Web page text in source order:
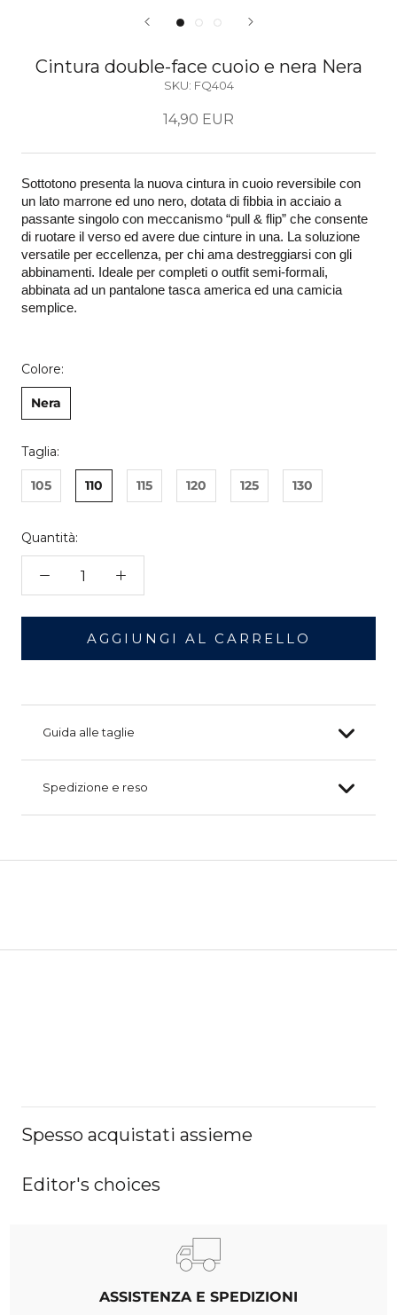
Cintura double-face cuoio e nera Nera
SKU: FQ404
14,90 EUR
Sottotono presenta la nuova cintura in cuoio reversibile con
un lato marrone ed uno nero, dotata di fibbia in acciaio a
passante singolo con meccanismo “pull & flip” che consente
di ruotare il verso ed avere due cinture in una. La soluzione
versatile per eccellenza, per chi ama destreggiarsi con gli
abbinamenti. Ideale per completi o outfit semi-formali,
abbinata ad un pantalone tasca america ed una camicia
semplice.
Colore:
Nera
Taglia:
105 110 115 120 125 130
Quantità:
AGGIUNGI AL CARRELLO
Guida alle taglie
Spedizione e reso
Spesso acquistati assieme
Editor's choices
ASSISTENZA E SPEDIZIONI